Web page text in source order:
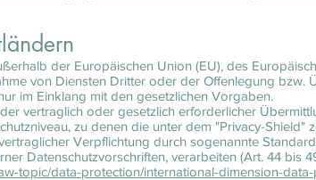
der Europäischen Union (EU), des
von Diensten Dritter oder der Offenlegung bzw.
im Einklang mit den gesetzlichen Vorgaben.
vertraglich oder gesetzlich erforderlicher
zu denen die unter dem "Privacy-
Verpflichtung durch sogenannte
Datenschutzvorschriften, verarbeiten (Art. 44 bis
topic/data-protection/international-dimension-